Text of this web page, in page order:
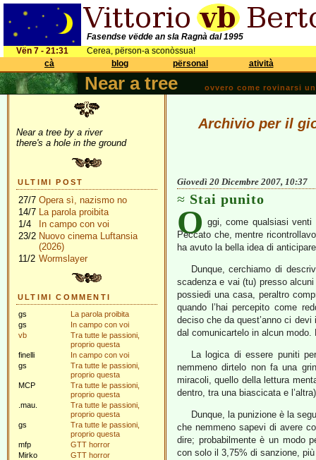
Fasendse vëdde an sla Ragnà dal 1995
Vën 7 - 21:31
Cerea, përson-a sconòssua!
cà
blog përsonal atività
Near a tree ovvero come rovinarsi
Near a tree by a river
there's a hole in the ground
ULTIMI POST
27/7 Opera sì, nazismo no
14/7 La parola proibita
1/4
In campo con voi
23/2 Nuovo cinema Luftansia
(2026)
11/2 Wormslayer
ULTIMI COMMENTI
gs
La parola proibita
gs
In campo con voi
vb
Tra tutte le passioni,
proprio questa
finelli
In campo con voi
gs
Tra tutte le passioni,
proprio questa
MCP
Tra tutte le passioni,
proprio questa
.mau.
Tra tutte le passioni,
proprio questa
gs
Tra tutte le passioni,
proprio questa
mfp
GTT horror
Mirko
GTT horror
Archivio per il
Giovedì 20 Dicembre 2007, 10:37
Stai punito
O ggi, come qualsiasi venti
Peccato che, mentre
ha avuto la bella idea di
Dunque, cerchiamo di
scadenza e vai (tu) presso
possiedi una casa, peraltro
quando l’hai percepito come
deciso che da quest’anno ci
dal comunicartelo in alcun
La logica di essere puniti
nemmeno dirtelo non fa una
miracoli, quello della lettura
dentro, tra una biascicata e
Dunque, la punizione è la
che nemmeno sapevi di avere
dire; probabilmente è un modo
con solo il 3,75% di sanzione,